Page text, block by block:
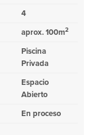
4
aprox. 100m2
Piscina
Privada
Espacio
Abierto
En proceso